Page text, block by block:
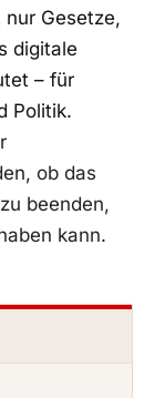
Gesetze,
digitale
– für
Politik.
ob das
beenden,
kann.